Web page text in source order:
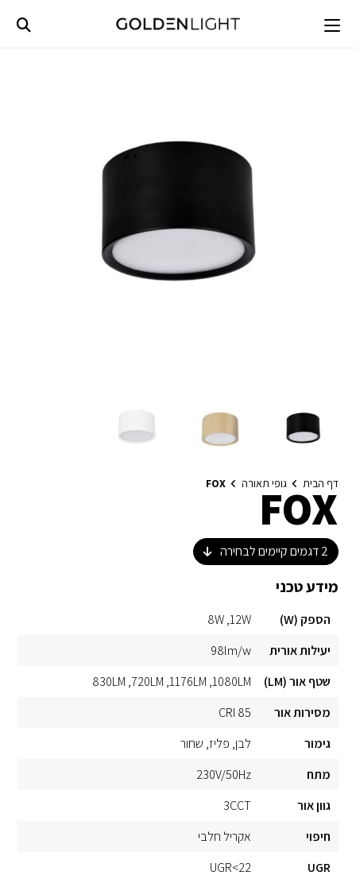
content
דף הבית גופי תאורה FOX FOX
2דגמים קיימים לבחירה
מידע טכני
הספק (W) 12W
8W
יעילות אורית
98lm/w
שטף אור (LM)
1080LM
1176LM
720LM
830LM
מסירות אור
CRI 85
גימור
לבן פליז שחור
מתח
230V/50Hz
גוון אור
3CCT
חיפוי
אקריל חלבי
UGR
UGR<22